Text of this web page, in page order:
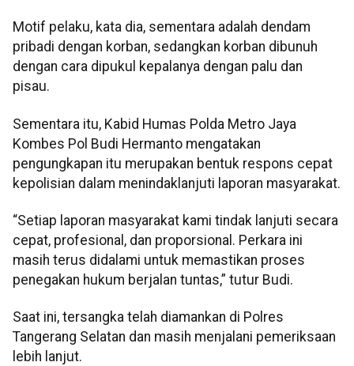
Motif pelaku, kata dia, sementara adalah dendam
pribadi dengan korban, sedangkan korban dibunuh
dengan cara dipukul kepalanya dengan palu dan
pisau.
Sementara itu, Kabid Humas Polda Metro Jaya
Kombes Pol Budi Hermanto mengatakan
pengungkapan itu merupakan bentuk respons cepat
kepolisian dalam menindaklanjuti laporan masyarakat.
“Setiap laporan masyarakat kami tindak lanjuti secara
cepat, profesional, dan proporsional. Perkara ini
masih terus didalami untuk memastikan proses
penegakan hukum berjalan tuntas,” tutur Budi.
Saat ini, tersangka telah diamankan di Polres
Tangerang Selatan dan masih menjalani pemeriksaan
lebih lanjut.